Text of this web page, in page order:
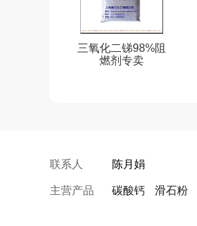
三氧化二锑98%阻
燃剂专卖
联系人 陈月娟
主营产品 碳酸钙 滑石粉